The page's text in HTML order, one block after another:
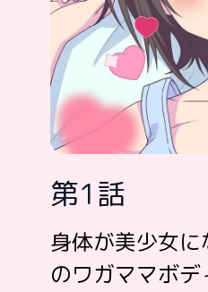
第1話
身体が美少女
のワガママボ